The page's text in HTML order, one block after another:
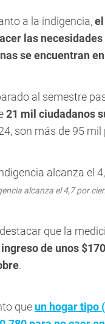
a la indigencia,
las
se encuentran
al semestre
21 mil ciudadanos
son más de 95
alcanza el 4,7 por
que la
de unos
.
que un hogar tipo